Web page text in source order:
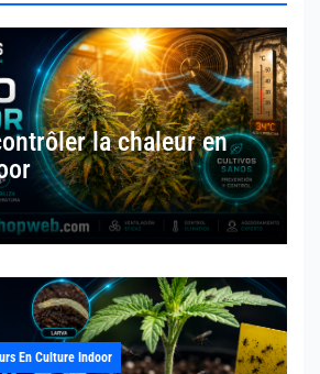
la chaleur en
En Culture Indoor